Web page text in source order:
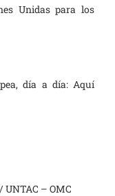
Unidas para los
día a día: Aquí
– OMC